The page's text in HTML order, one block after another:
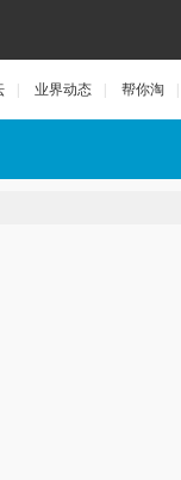
业界动态 帮你淘